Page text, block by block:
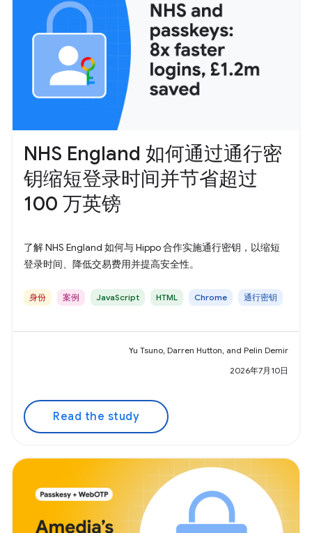
NHS England 如何通过通行密
钥缩短登录时间并节省超过
100 万英镑
了解 NHS England 如何与 Hippo 合作实施通行密钥，以缩短
登录时间、降低交易费用并提高安全性。
身份 案例 JavaScript HTML Chrome 通行密钥
Yu Tsuno, Darren Hutton, and Pelin Demir
2026年7月10日
Read the study